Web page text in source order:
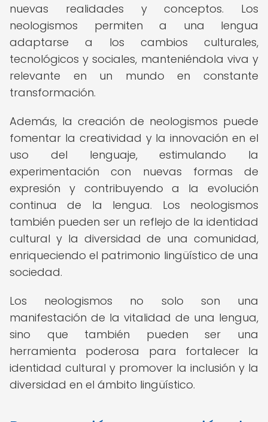
nuevas realidades y conceptos. Los
neologismos permiten a una lengua
adaptarse a los cambios culturales,
tecnológicos y sociales, manteniéndola viva y
relevante en un mundo en constante
transformación.
Además, la creación de neologismos puede
fomentar la creatividad y la innovación en el
uso del lenguaje, estimulando la
experimentación con nuevas formas de
expresión y contribuyendo a la evolución
continua de la lengua. Los neologismos
también pueden ser un reflejo de la identidad
cultural y la diversidad de una comunidad,
enriqueciendo el patrimonio lingüístico de una
sociedad.
Los neologismos no solo son una
manifestación de la vitalidad de una lengua,
sino que también pueden ser una
herramienta poderosa para fortalecer la
identidad cultural y promover la inclusión y la
diversidad en el ámbito lingüístico.